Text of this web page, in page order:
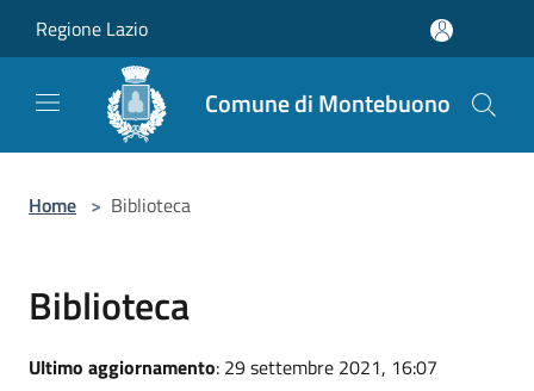
Regione Lazio
Comune di Montebuono
Home > Biblioteca
Biblioteca
Ultimo aggiornamento: 29 settembre 2021, 16:07